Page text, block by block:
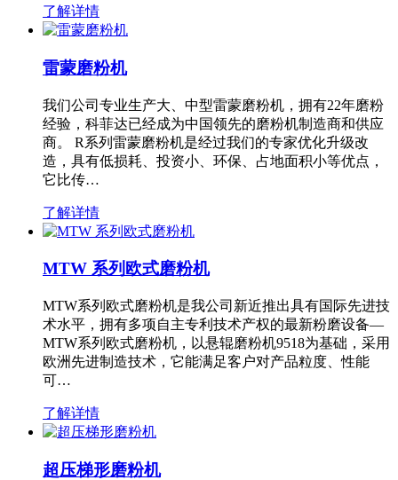
了解详情
雷蒙磨粉机
我们公司专业生产大、中型雷蒙磨粉机，拥有22年磨粉
经验，科菲达已经成为中国领先的磨粉机制造商和供应
商。 R系列雷蒙磨粉机是经过我们的专家优化升级改
造，具有低损耗、投资小、环保、占地面积小等优点，
它比传…
了解详情
MTW 系列欧式磨粉机
MTW系列欧式磨粉机是我公司新近推出具有国际先进技
术水平，拥有多项自主专利技术产权的最新粉磨设备—
MTW系列欧式磨粉机，以悬辊磨粉机9518为基础，采用
欧洲先进制造技术，它能满足客户对产品粒度、性能
可…
了解详情
超压梯形磨粉机